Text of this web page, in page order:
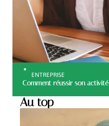
ENTREPRISE
Comment réussir son activité
Au top